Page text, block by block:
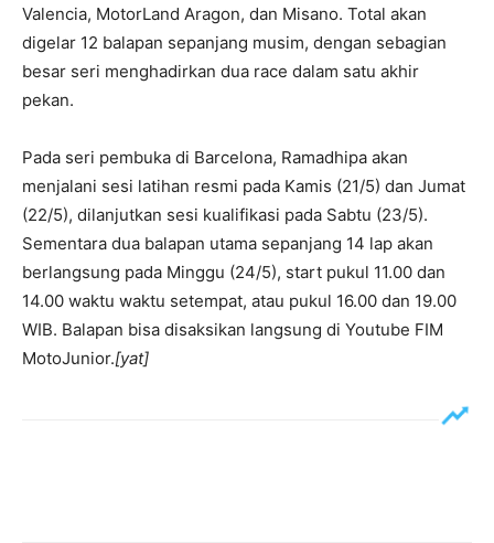
Valencia, MotorLand Aragon, dan Misano. Total akan
digelar 12 balapan sepanjang musim, dengan sebagian
besar seri menghadirkan dua race dalam satu akhir
pekan.
Pada seri pembuka di Barcelona, Ramadhipa akan
menjalani sesi latihan resmi pada Kamis (21/5) dan Jumat
(22/5), dilanjutkan sesi kualifikasi pada Sabtu (23/5).
Sementara dua balapan utama sepanjang 14 lap akan
berlangsung pada Minggu (24/5), start pukul 11.00 dan
14.00 waktu waktu setempat, atau pukul 16.00 dan 19.00
WIB. Balapan bisa disaksikan langsung di Youtube FIM
MotoJunior.[yat]